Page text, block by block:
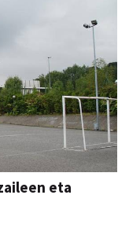
eta